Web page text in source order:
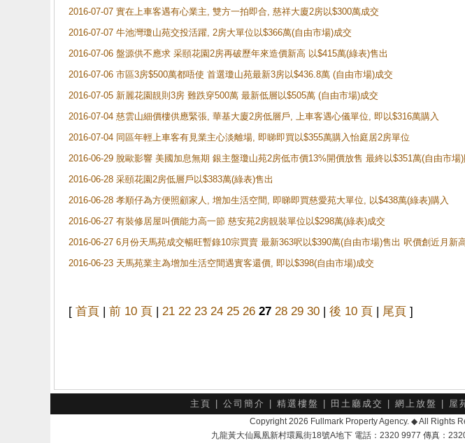
2016-07-07 實在上車客遇有心業主, 雙方一拍即合, 慈祥大廈2房以$300萬成交
2016-07-07 牛池灣瓊山苑交投活躍, 2房大單位以$366萬(自由市場)成交
2016-07-06 盤源供不應求 采頤花園2房再破歷年來造價新高 以$415萬(綠表)售出
2016-07-06 市區3房$500萬都唔使 首選瓊山苑最新3房以$436.8萬 (自由市場)成交
2016-07-05 新麗花園靚則3房 難跌穿500萬 最新低層以$505萬 (自由市場)成交
2016-07-04 慈雲山細價樓供應緊張, 華基大廈2房低層戶, 上車客遇心儀單位, 即以$316萬購入
2016-07-04 同區年輕上車客有見業主心淡離場, 即睇即買以$355萬購入怡庭居2房單位
2016-06-29 脫歐影響 美國加息無期 銀主盤瓊山苑2房低市價13%開價放售 最終以$351萬(自由市場
2016-06-28 采頤花園2房低層戶以$383萬(綠表)售出
2016-06-28 孝順仔為方便照顧家人, 增加生活空間, 即睇即買慈愛苑大單位, 以$438萬(綠表)購入
2016-06-27 有裝修居屋叫價能力高一節 慈安苑2房靚裝單位以$298萬(綠表)成交
2016-06-27 6月份天馬苑成交暢旺暫錄10宗買賣 最新363呎以$390萬(自由市場)售出 呎價創近月新
2016-06-23 天馬苑業主為增加生活空間遇實客還價, 即以$398(自由市場)成交
[ 首頁 | 前 10 頁 | 21 22 23 24 25 26 27 28 29 30 | 後 10 頁 | 尾頁 ]
主頁 公司簡介 精選樓盤 田土廳成交 網上放盤 屋
Copyright 2026 Fullmark Property Agency. ◆ All Rights
九龍黃大仙鳳凰新村環鳳街18號A地下 電話：2320 9977 傳真：